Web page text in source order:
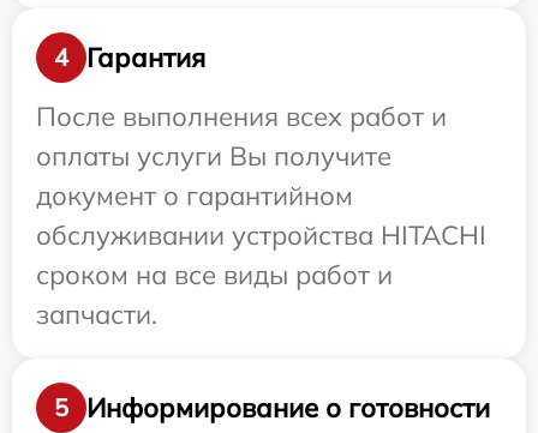
4
Гарантия
После выполнения всех работ и
оплаты услуги Вы получите
документ о гарантийном
обслуживании устройства HITACHI
сроком на все виды работ и
запчасти.
5
Информирование о готовности